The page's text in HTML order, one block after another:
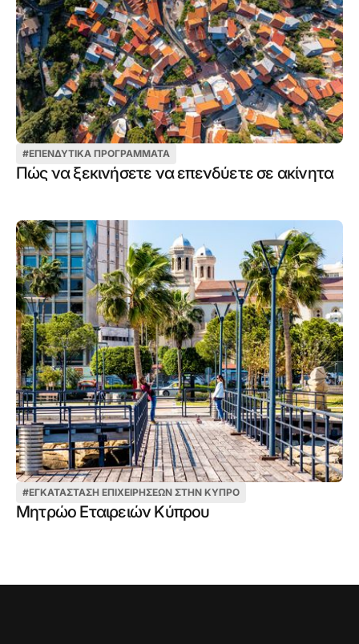
#ΕΠΕΝΔΥΤΙΚΆ ΠΡΟΓΡΆΜΜΑΤΑ
Πώς να ξεκινήσετε να επενδύετε σε ακίνητα
#ΕΓΚΑΤΆΣΤΑΣΗ ΕΠΙΧΕΙΡΉΣΕΩΝ ΣΤΗΝ ΚΎΠΡΟ
Μητρώο Εταιρειών Κύπρου